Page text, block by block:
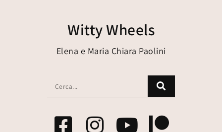
Witty Wheels
Elena e Maria Chiara Paolini